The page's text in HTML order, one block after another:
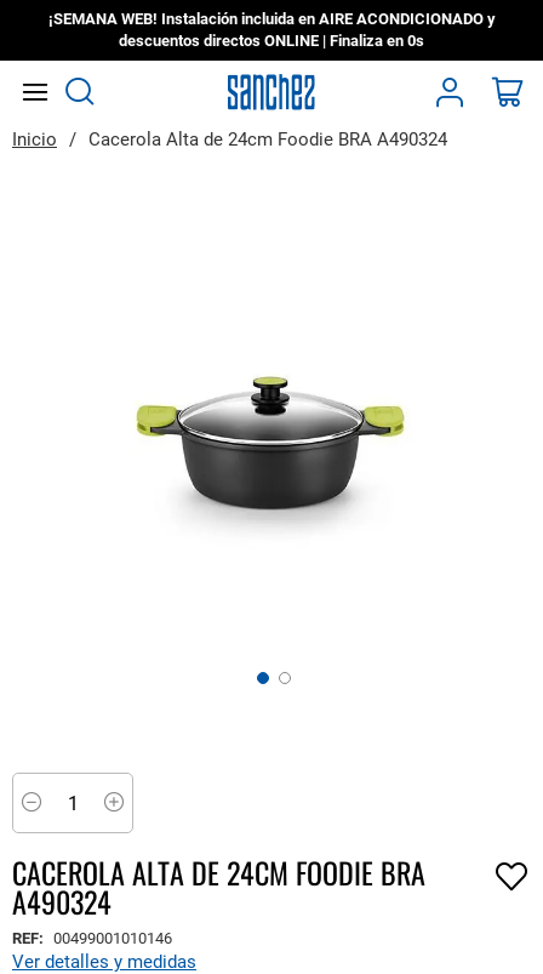
¡SEMANA WEB! Instalación incluida en AIRE ACONDICIONADO y
descuentos directos ONLINE | Finaliza en 0s
Inicio Cacerola Alta de 24cm Foodie BRA A490324
al
comienzo
de
galería
de
CACEROLA ALTA DE 24CM FOODIE BRA
A490324
Ver detalles y medidas
REF: 00499001010146
Minus